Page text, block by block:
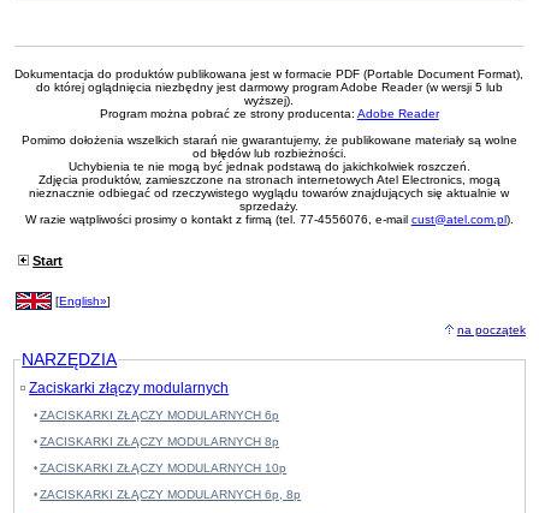
Dokumentacja do produktów publikowana jest w formacie PDF (Portable Document Format),
do której oglądnięcia niezbędny jest darmowy program Adobe Reader (w wersji 5 lub
wyższej).
Program można pobrać ze strony producenta: Adobe Reader
Pomimo dołożenia wszelkich starań nie gwarantujemy, że publikowane materiały są wolne
od błędów lub rozbieżności.
Uchybienia te nie mogą być jednak podstawą do jakichkolwiek roszczeń.
Zdjęcia produktów, zamieszczone na stronach internetowych Atel Electronics, mogą
nieznacznie odbiegać od rzeczywistego wyglądu towarów znajdujących się aktualnie w
sprzedaży.
W razie wątpliwości prosimy o kontakt z firmą (tel. 77-4556076, e-mail cust@atel.com.pl).
Start
[English»]
na początek
NARZĘDZIA
Zaciskarki złączy modularnych
ZACISKARKI ZŁĄCZY MODULARNYCH 6p
ZACISKARKI ZŁĄCZY MODULARNYCH 8p
ZACISKARKI ZŁĄCZY MODULARNYCH 10p
ZACISKARKI ZŁĄCZY MODULARNYCH 6p, 8p